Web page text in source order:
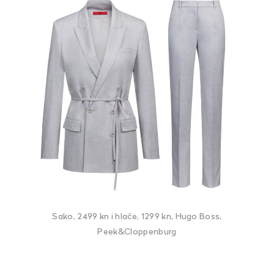
Sako, 2499 kn i hlače, 1299 kn, Hugo Boss,
Peek&Cloppenburg